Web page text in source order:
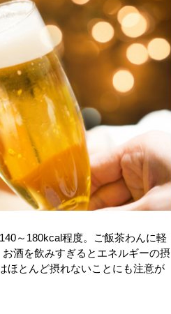
～180kcal程度。ご飯茶わんに軽
酒を飲みすぎるとエネルギーの摂
ほとんど摂れないことにも注意が